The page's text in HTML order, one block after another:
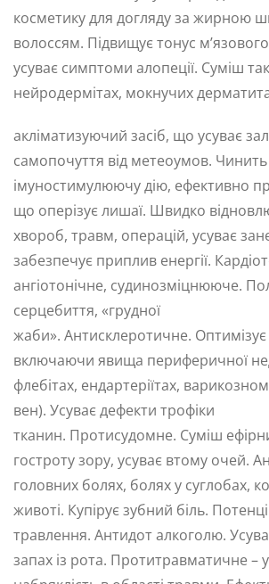
косметику для догляду за жирною
волоссям. Підвищує тонус
усуває симптоми алопеції. Суміш
нейродермітах, мокнучих
акліматизуючий засіб, що усуває
самопочуття від метеоумов. Чинить
імуностимулюючу дію, ефективно
що оперізує лишаї. Швидко
хвороб, травм, операцій, усуває
забезпечує приплив енергії.
ангіотонічне, судинозміцнююче.
серцебиття, «грудної
жаби». Антисклеротичне. Оптимізує
включаючи явища периферичної
флебітах, ендартеріїтах,
вен). Усуває дефекти трофіки
тканин. Протисудомне. Суміш
гостроту зору, усуває втому очей.
головних болях, болях у суглобах,
животі. Купірує зубний біль.
травлення. Антидот алкоголю.
запах із рота. Протитравматичне –